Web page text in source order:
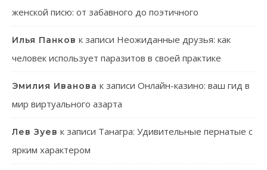
женской писю: от забавного до поэтичного
Илья Панков к записи Неожиданные друзья: как
человек использует паразитов в своей практике
Эмилия Иванова к записи Онлайн-казино: ваш гид в
мир виртуального азарта
Лев Зуев к записи Танагра: Удивительные пернатые с
ярким характером